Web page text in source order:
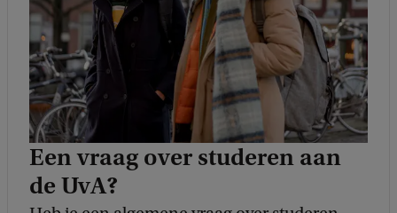
Een vraag over studeren aan
de UvA?